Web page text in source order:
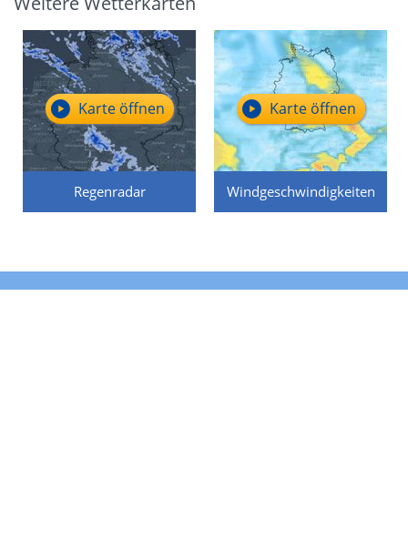
Regenradar
Karte öffnen
Windgeschwindigkeiten
Karte öffnen